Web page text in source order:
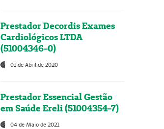
Prestador Decordis Exames
Cardiológicos LTDA
(51004346-0)
01 de Abril de 2020
Prestador Essencial Gestão
em Saúde Ereli (51004354-7)
04 de Maio de 2021